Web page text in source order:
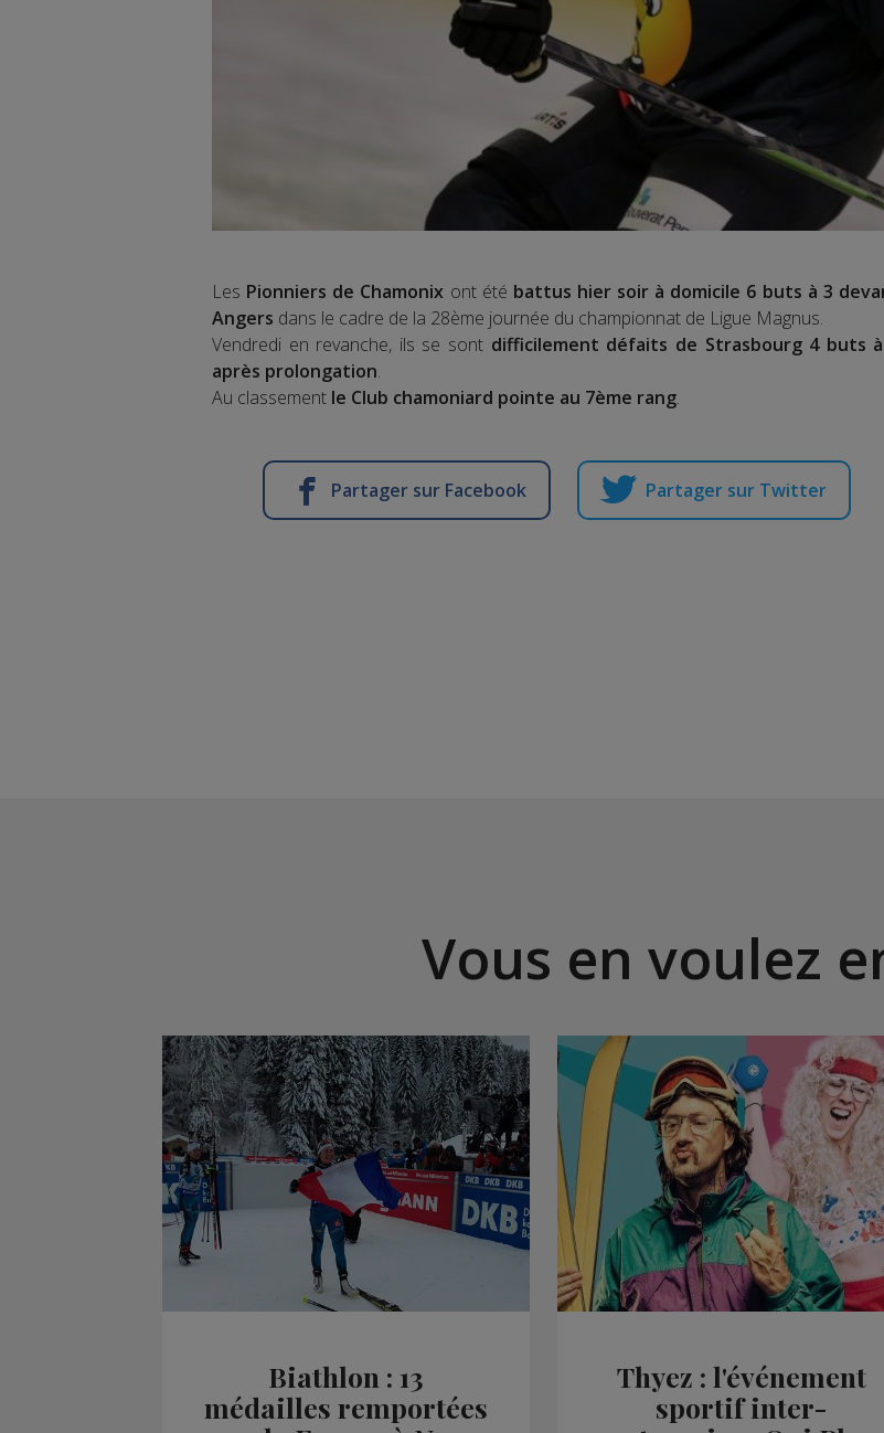
Les Pionniers de Chamonix ont été battus hier soir à domicile 6 buts à 3
Angers dans le cadre de la 28ème journée du championnat de Ligue Magnus.
Vendredi en revanche, ils se sont difficilement défaits de Strasbourg 4 buts
après prolongation.
Au classement le Club chamoniard pointe au 7ème rang.
Partager sur Facebook Partager sur Twitter
Vous en voulez
Biathlon : 13
médailles remportées
Thyez : l'événement
sportif inter-